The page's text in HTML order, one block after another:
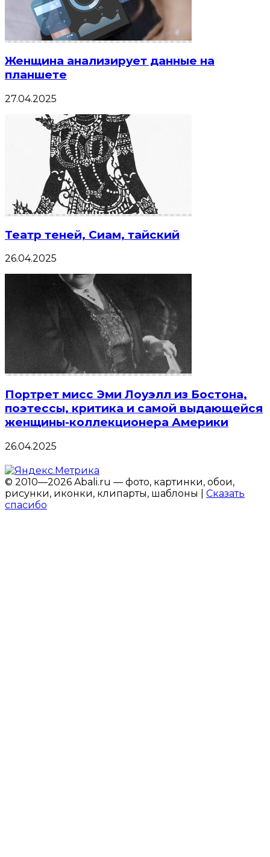
Женщина анализирует данные на
планшете
27.04.2025
Театр теней, Сиам, тайский
26.04.2025
Портрет мисс Эми Лоуэлл из Бостона,
поэтессы, критика и самой выдающейся
женщины-коллекционера Америки
26.04.2025
© 2010—2026 Abali.ru — фото, картинки, обои,
рисунки, иконки, клипарты, шаблоны | Сказать
спасибо